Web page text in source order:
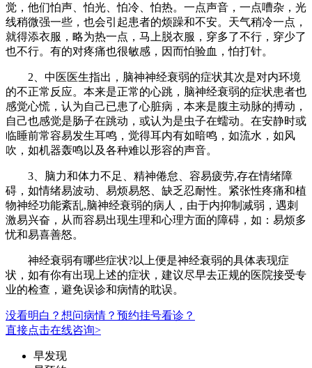
觉，他们怕声、怕光、怕冷、怕热。一点声音，一点嘈杂，光
线稍微强一些，也会引起患者的烦躁和不安。天气稍冷一点，
就得添衣服，略为热一点，马上脱衣服，穿多了不行，穿少了
也不行。有的对疼痛也很敏感，因而怕验血，怕打针。
2、中医医生指出，脑神神经衰弱的症状其次是对内环境
的不正常反应。本来是正常的心跳，脑神经衰弱的症状患者也
感觉心慌，认为自己已患了心脏病，本来是腹主动脉的搏动，
自己也感觉是肠子在跳动，或认为是虫子在蠕动。在安静时或
临睡前常容易发生耳鸣，觉得耳内有如暗鸣，如流水，如风
吹，如机器轰鸣以及各种难以形容的声音。
3、脑力和体力不足、精神倦怠、容易疲劳,存在情绪障
碍，如情绪易波动、易烦易怒、缺乏忍耐性。紧张性疼痛和植
物神经功能紊乱,脑神经衰弱的病人，由于内抑制减弱，遇刺
激易兴奋，从而容易出现生理和心理方面的障碍，如：易烦多
忧和易喜善怒。
神经衰弱有哪些症状?以上便是神经衰弱的具体表现症
状，如有你有出现上述的症状，建议尽早去正规的医院接受专
业的检查，避免误诊和病情的耽误。
没看明白？想问病情？预约挂号看诊？
直接点击在线咨询>
早发现